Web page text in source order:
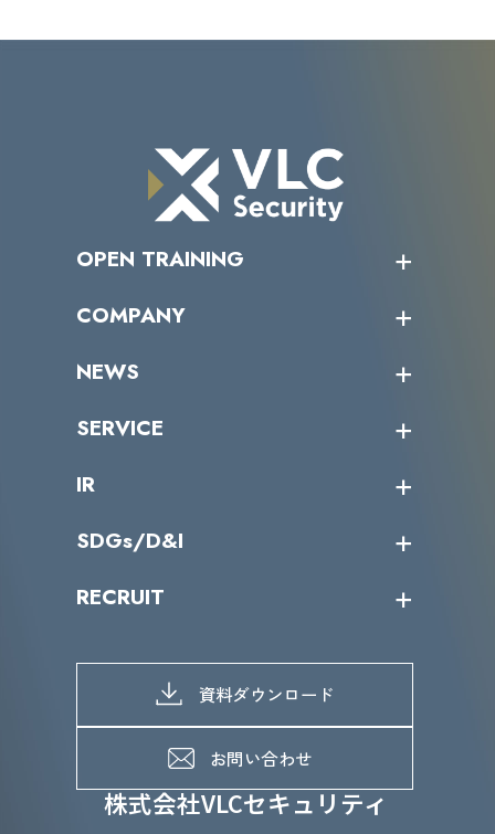
株式会社VLCセキュリティ
OPEN TRAINING
受講者の声
COMPANY
トップメッセージ
ミッション／ビジョン
パートナー企業一覧
NEWS
サイバーニュース
SERVICE
カテゴリー別サービス一覧
IR
IRカレンダー
IRライブラリー
よくあるご質問
SDGs/D&I
当グループのマテリアリティ
SDGs推進体制
D&Iの取り組み
RECRUIT
募集職種一覧
メッセージ
メンバーインタビュー
資料ダウンロード
お問い合わせ